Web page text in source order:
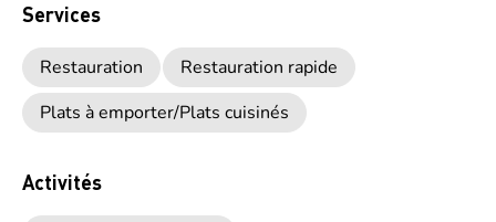
Services
Restauration
Restauration rapide
Plats à emporter/Plats cuisinés
Activités